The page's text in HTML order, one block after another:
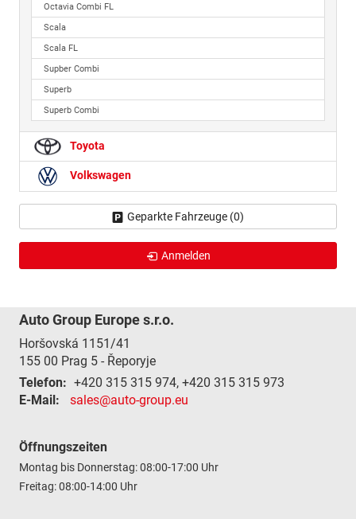
Octavia Combi FL
Scala
Scala FL
Supber Combi
Superb
Superb Combi
Toyota
Volkswagen
Geparkte Fahrzeuge (0)
Anmelden
Auto Group Europe s.r.o.
Horšovská 1151/41
155 00 Prag 5 - Řeporyje
Telefon: +420 315 315 974, +420 315 315 973
E-Mail:
sales@auto-group.eu
Öffnungszeiten
Montag bis Donnerstag: 08:00-17:00 Uhr
Freitag: 08:00-14:00 Uhr